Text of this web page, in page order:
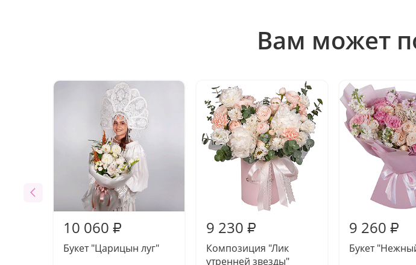
Вам может
10 060 ₽
Букет "Царицын луг"
9 230 ₽
Композиция "Лик
утренней звезды"
9 260 ₽
Букет